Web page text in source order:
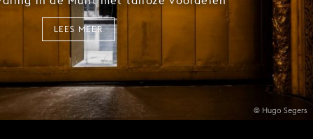
© Hugo Segers
LEES MEER